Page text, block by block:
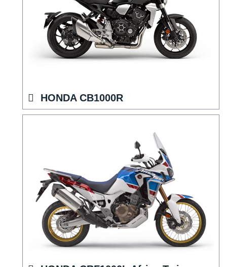
HONDA CB1000R